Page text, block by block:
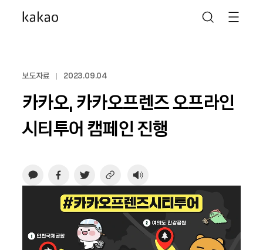
보도자료 2023.09.04
카카오, 카카오프렌즈 오프라인
시티투어 캠페인 진행